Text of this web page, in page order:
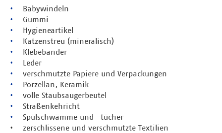
• Babywindeln
• Gummi
• Hygieneartikel
• Katzenstreu (mineralisch)
• Klebebänder
• Leder
• verschmutzte Papiere und Verpackungen
• Porzellan, Keramik
• volle Staubsaugerbeutel
• Straßenkehricht
• Spülschwämme und -tücher
• zerschlissene und verschmutzte Textilien